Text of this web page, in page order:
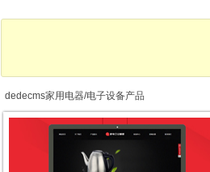
dedecms家用电器/电子设备产品